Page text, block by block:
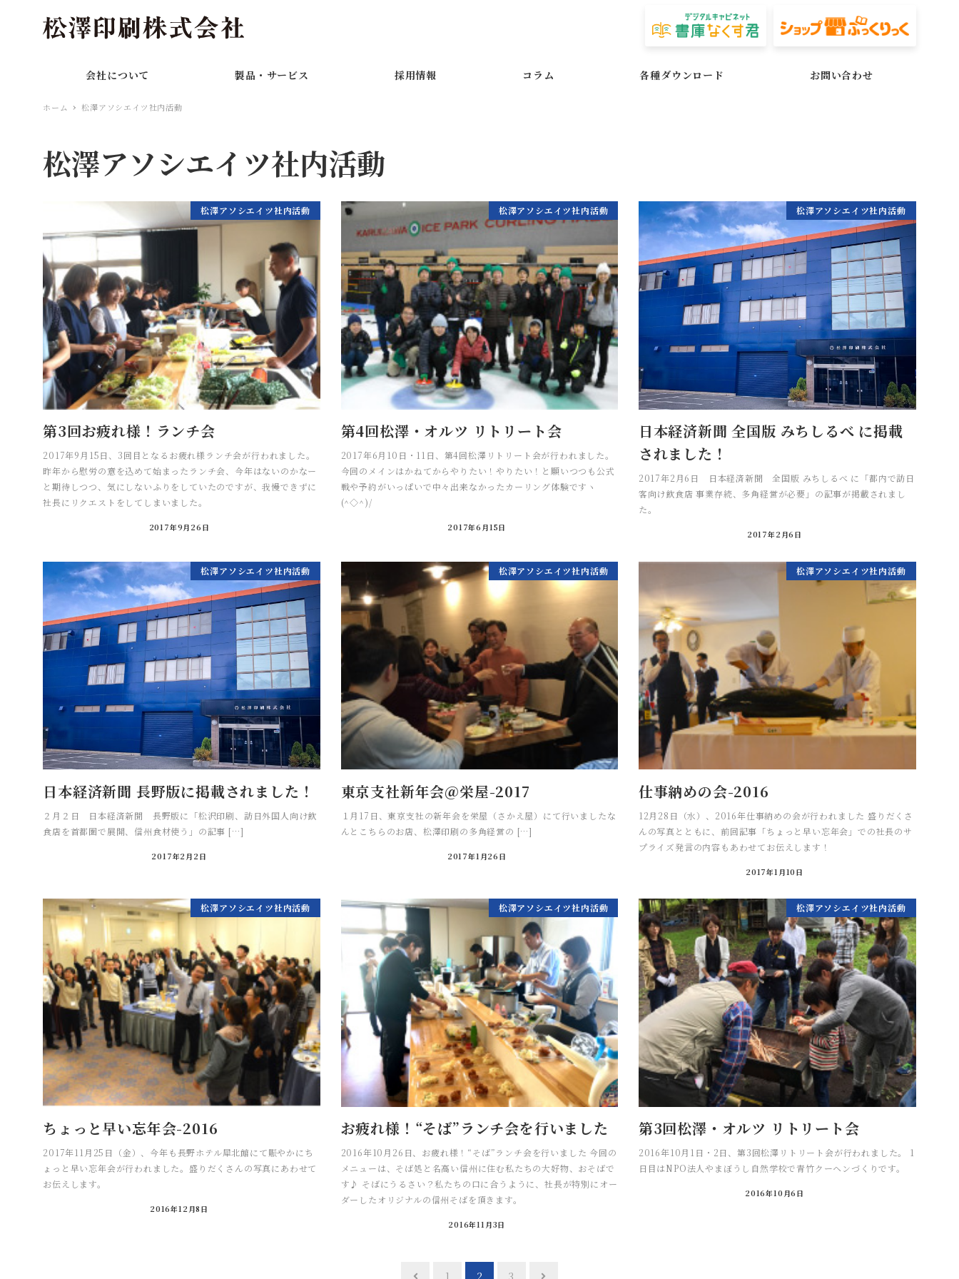
会社について 製品・サービス 採用情報 コラム 各種ダウンロード お問い合わせ
ホーム 松澤アソシエイツ社内活動
松澤アソシエイツ社内活動
松澤アソシエイツ社内活動
第3回お疲れ様！ランチ会
2017年9月15日、3回目となるお疲れ様ランチ会が行われました。
昨年から慰労の意を込めて始まったランチ会、今年はないのかなー
と期待しつつ、気にしないふりをしていたのですが、我慢できずに
社長にリクエストをしてしまいました。
2017年9月26日
松澤アソシエイツ社内活動
第4回松澤・オルツ リトリート会
2017年6月10日・11日、第4回松澤リトリート会が行われました。
今回のメインはかねてからやりたい！やりたい！と願いつつも公式
戦や予約がいっぱいで中々出来なかったカーリング体験ですヽ
(^◇^)/
2017年6月15日
松澤アソシエイツ社内活動
日本経済新聞 全国版 みちしるべ に掲載
されました！
2017年2月6日 日本経済新聞 全国版 みちしるべ に「都内で訪日
客向け飲食店 事業存続、多角経営が必要」の記事が掲載されまし
た。
2017年2月6日
松澤アソシエイツ社内活動
日本経済新聞 長野版に掲載されました！
２月２日 日本経済新聞 長野版に「松沢印刷、訪日外国人向け飲
食店を首都圏で展開、信州食材使う」の記事 […]
2017年2月2日
松澤アソシエイツ社内活動
東京支社新年会＠栄屋-2017
１月17日、東京支社の新年会を栄屋（さかえ屋）にて行いましたな
んとこちらのお店、松澤印刷の多角経営の […]
2017年1月26日
松澤アソシエイツ社内活動
仕事納めの会-2016
12月28日（水）、2016年仕事納めの会が行われました 盛りだくさ
んの写真とともに、前回記事「ちょっと早い忘年会」での社長のサ
プライズ発言の内容もあわせてお伝えします！
2017年1月10日
松澤アソシエイツ社内活動
ちょっと早い忘年会-2016
2017年11月25日（金）、今年も長野ホテル犀北館にて賑やかにち
ょっと早い忘年会が行われました。盛りだくさんの写真にあわせて
お伝えします。
2016年12月8日
松澤アソシエイツ社内活動
お疲れ様！“そば”ランチ会を行いました
2016年10月26日、お疲れ様！“そば”ランチ会を行いました 今回の
メニューは、そば処と名高い信州に住む私たちの大好物、おそばで
す♪ そばにうるさい？私たちの口に合うように、社長が特別にオー
ダーしたオリジナルの信州そばを頂きます。
2016年11月3日
松澤アソシエイツ社内活動
第3回松澤・オルツ リトリート会
2016年10月1日・2日、第3回松澤リトリート会が行われました。 1
日目はNPO法人やまぼうし自然学校で青竹クーヘンづくりです。
2016年10月6日
1 2 3